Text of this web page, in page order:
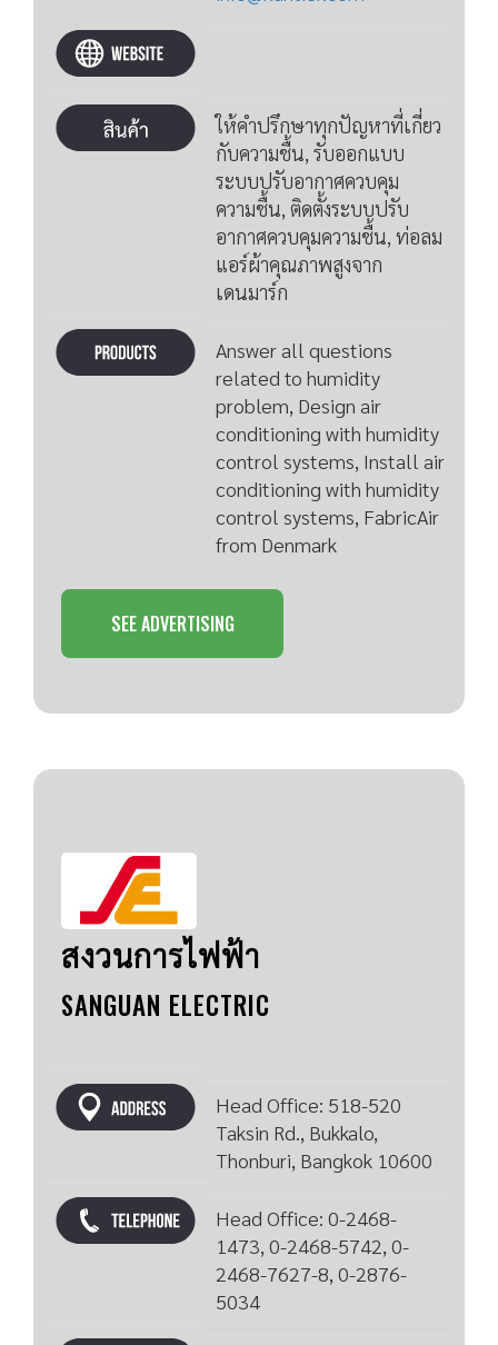
ให้คำปรึกษาทุกปัญหาที่เกี่ยว
กับความชื้น, รับออกแบบ
ระบบปรับอากาศควบคุม
ความชื้น, ติดตั้งระบบปรับ
อากาศควบคุมความชื้น, ท่อลม
แอร์ผ้าคุณภาพสูงจาก
เดนมาร์ก
Answer all questions
related to humidity
problem, Design air
conditioning with humidity
control systems, Install air
conditioning with humidity
control systems, FabricAir
from Denmark
SEE ADVERTISING
สงวนการไฟฟ้า
SANGUAN ELECTRIC
Head Office: 518-520
Taksin Rd., Bukkalo,
Thonburi, Bangkok 10600
Head Office: 0-2468-
1473, 0-2468-5742, 0-
2468-7627-8, 0-2876-
5034